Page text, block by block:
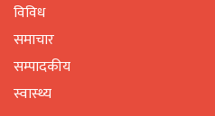
विविध
समाचार
सम्पादकीय
स्वास्थ्य